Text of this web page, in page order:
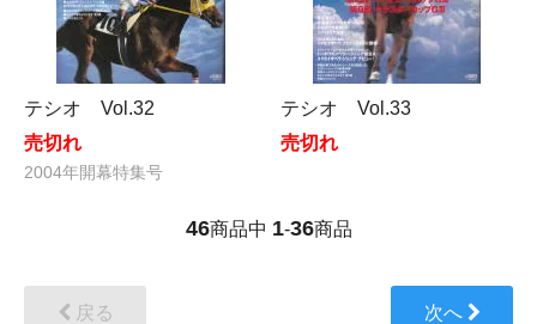
テシオ Vol.32
売切れ
2004年開幕特集号
テシオ Vol.33
売切れ
46商品中 1-36商品
戻る 次へ